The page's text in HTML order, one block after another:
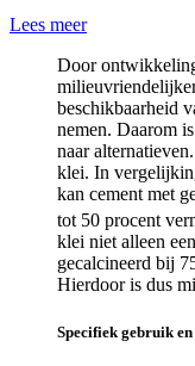
Lees meer
Door
beschikbaarheid
nemen. Daarom
naar
klei. In
kan cement met
tot 50 procent
klei niet alleen
gecalcineerd bij
Hierdoor is dus
Specifiek gebruik